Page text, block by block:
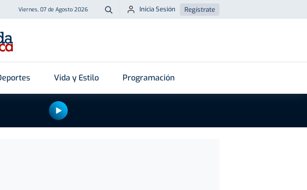
Viernes, 07 de Agosto 2026 Buscar
Inicia Sesión Regístrate
Vida y Estilo Programación